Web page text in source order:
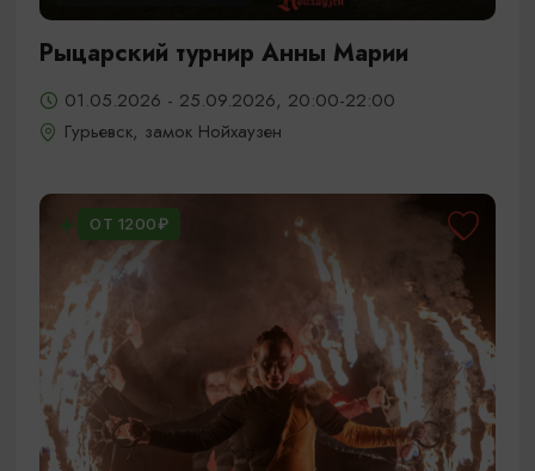
Рыцарский турнир Анны Марии
01.05.2026 - 25.09.2026, 20:00-22:00
Гурьевск, замок Нойхаузен
ОТ 1200₽